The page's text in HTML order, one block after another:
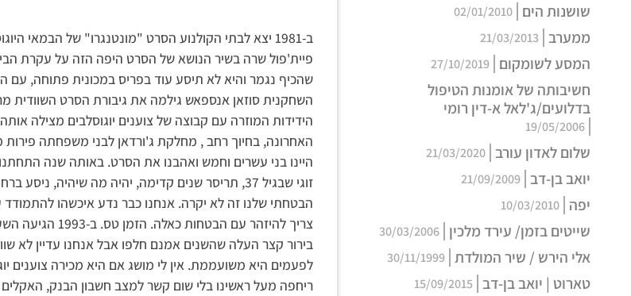
שושנות הים 02/01/2010
ממערב 21/03/2013
המסע לשומקום 27/10/2019
חשיבותה של אומנות הטיפול
בדלועים/ג'לאל א-דין רומי
19/05/2006
שלום לאדון עורב 21/03/2020
יואב בן-דב 21/09/2009
יפה 10/03/2010
שייטים בזמן/ עירד מלכין 30/03/2006
אלי הירש / שיר המולדת 30/11/1999
טארוט | יואב בן-דב 15/09/2015
ב-1981 יצא לבתי הקולנוע הסרט "מונטנגרו" של הבמאי
שהכיף נגמר והיא לא תיסע עוד בפריס במכונית פתוחה,
השחקנית סוזאן אנספאש גילמה את גיבורת הסרט השוודית
הידידות המוזרה עם קבוצה של צוענים יוגוסלבים מצילה
האחרונה, בחיוך רחב , מחלקת ג'ורדאן לבני משפחתה פירות
היינו בני עשרים וחמש ואהבנו את הסרט. באותה שנה
זוגי שבגיל 37, תריסר שנים קדימה, יהיה מה שיהיה,
הבטחתי שלנו זה לא יקרה. אנחנו כבר נדע איכשהו
צריך להיזהר עם הבטחות כאלה. הזמן טס. ב-1993 הגיעה השעה לפרוע את השטר.
בירור קצר העלה שהשנים אמנם חלפו אבל אנחנו עדיין לא
לפעמים היא משועממת. אין לי מושג אם היא מכירה צוענים
ריחפה מעל ראשינו בלי שום קשר למצב חשבון הבנק,